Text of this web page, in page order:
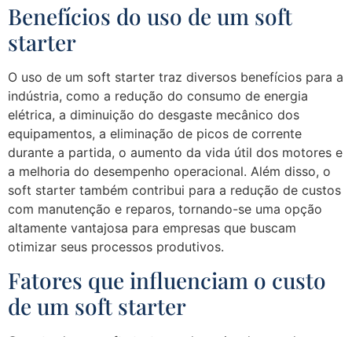
Benefícios do uso de um soft
starter
O uso de um soft starter traz diversos benefícios para a
indústria, como a redução do consumo de energia
elétrica, a diminuição do desgaste mecânico dos
equipamentos, a eliminação de picos de corrente
durante a partida, o aumento da vida útil dos motores e
a melhoria do desempenho operacional. Além disso, o
soft starter também contribui para a redução de custos
com manutenção e reparos, tornando-se uma opção
altamente vantajosa para empresas que buscam
otimizar seus processos produtivos.
Fatores que influenciam o custo
de um soft starter